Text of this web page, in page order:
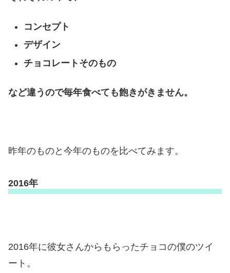
コンセプト
デザイン
チョコレートそのもの
など違うので毎年食べても飽きがきません。
昨年のものと今年のものを比べてみます。
2016年
2016年に彼女さんからもらったチョコの僕のツイ
ート。